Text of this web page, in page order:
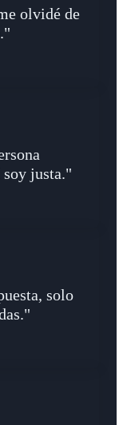
olvidé de
justa."
solo